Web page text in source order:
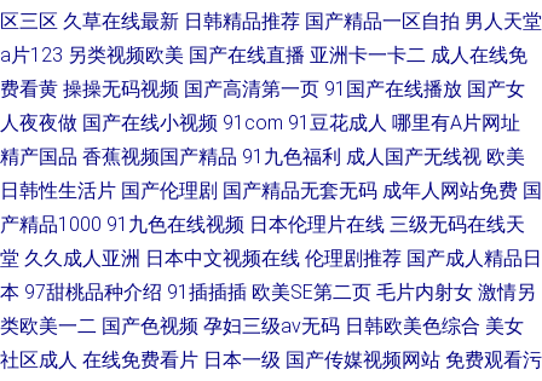
区三区 久草在线最新 日韩精品推荐 国产精品一区自拍 男人天堂
a片123 另类视频欧美 国产在线直播 亚洲卡一卡二 成人在线免
费看黄 操操无码视频 国产高清第一页 91国产在线播放 国产女
人夜夜做 国产在线小视频 91com 91豆花成人 哪里有A片网址
精产国品 香蕉视频国产精品 91九色福利 成人国产无线视 欧美
日韩性生活片 国产伦理剧 国产精品无套无码 成年人网站免费 国
产精品1000 91九色在线视频 日本伦理片在线 三级无码在线天
堂 久久成人亚洲 日本中文视频在线 伦理剧推荐 国产成人精品日
本 97甜桃品种介绍 91插插插 欧美SE第二页 毛片内射女 激情另
类欧美一二 国产色视频 孕妇三级av无码 日韩欧美色综合 美女
社区成人 在线免费看片 日本一级 国产传媒视频网站 免费观看污